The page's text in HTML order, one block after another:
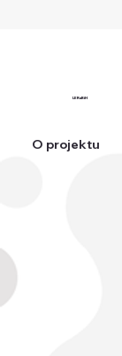
LERuBiH
O projektu